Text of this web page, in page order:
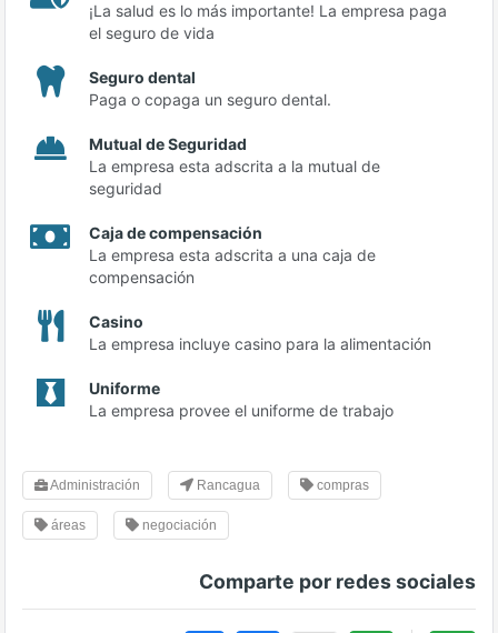
¡La salud es lo más importante! La empresa paga
el seguro de vida
Seguro dental
Paga o copaga un seguro dental.
Mutual de Seguridad
La empresa esta adscrita a la mutual de
seguridad
Caja de compensación
La empresa esta adscrita a una caja de
compensación
Casino
La empresa incluye casino para la alimentación
Uniforme
La empresa provee el uniforme de trabajo
Administración Rancagua compras
áreas negociación
Comparte por redes sociales